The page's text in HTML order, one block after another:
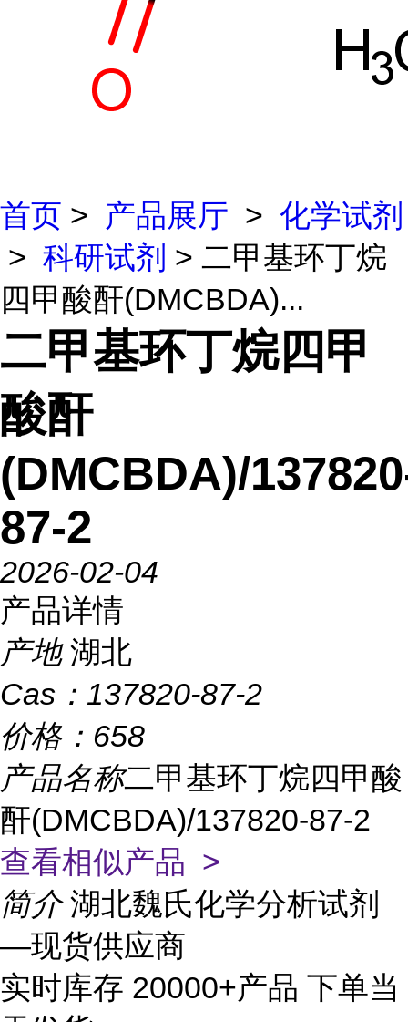
首页 > 产品展厅 > 化学试剂
> 科研试剂 > 二甲基环丁烷
四甲酸酐(DMCBDA)...
二甲基环丁烷四甲
酸酐
(DMCBDA)/
87-2
2026-02-04
产品详情
产地 湖北
Cas： 137820-87-2
价格： 658
产品名称二甲基环丁烷四甲酸
酐(DMCBDA)/137820-87-2
查看相似产品 >
简介 湖北魏氏化学分析试剂
—现货供应商
实时库存 20000+产品 下单当